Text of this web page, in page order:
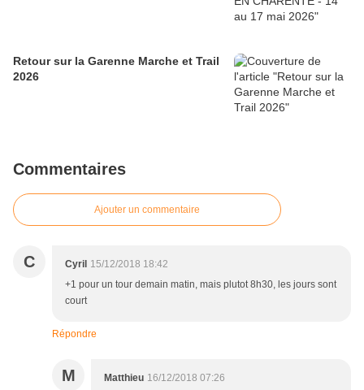
Retour sur la Garenne Marche et Trail
2026
Commentaires
Ajouter un commentaire
C Cyril 15/12/2018 18:42
+1 pour un tour demain matin, mais plutot 8h30, les jours sont
court
Répondre
M Matthieu 16/12/2018 07:26